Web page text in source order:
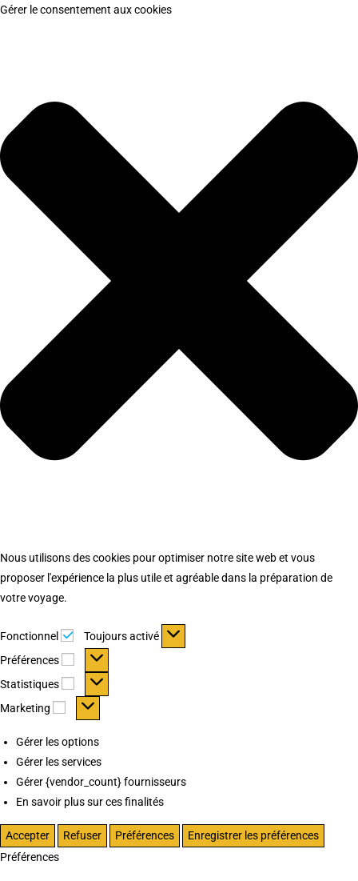
Gérer le consentement aux cookies
Nous utilisons des cookies pour optimiser notre site web et vous
proposer l'expérience la plus utile et agréable dans la préparation de
votre voyage.
Fonctionnel Fonctionnel
Toujours activé
Préférences
Préférences
Statistiques Statistiques
Marketing Marketing
Gérer les options
Gérer les services
Gérer {vendor_count} fournisseurs
En savoir plus sur ces finalités
Accepter Refuser Préférences
Enregistrer les préférences
Préférences